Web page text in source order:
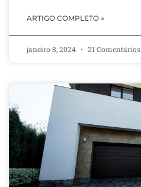
ARTIGO COMPLETO »
janeiro 8, 2024 21 Comentários